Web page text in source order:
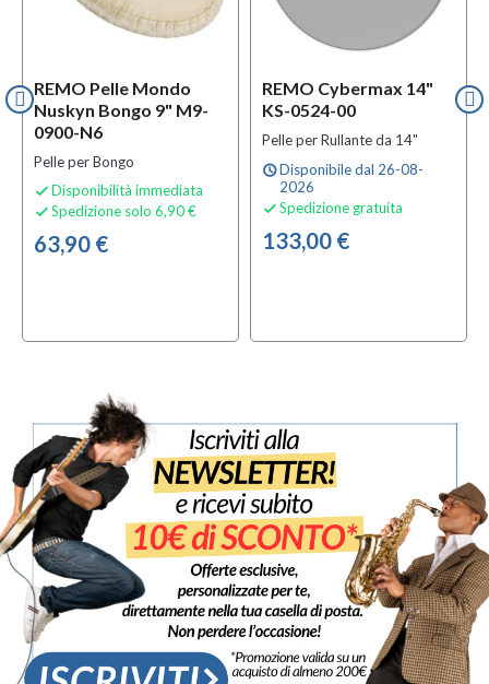
REMO Pelle Mondo
Nuskyn Bongo 9" M9-
0900-N6
Pelle per Bongo
 Disponibilità immediata
 Spedizione solo 6,90 €
63,90 €
REMO Cybermax 14"
KS-0524-00
Pelle per Rullante da 14"
scheduleDisponibile dal 26-08-
2026
 Spedizione gratuita
133,00 €